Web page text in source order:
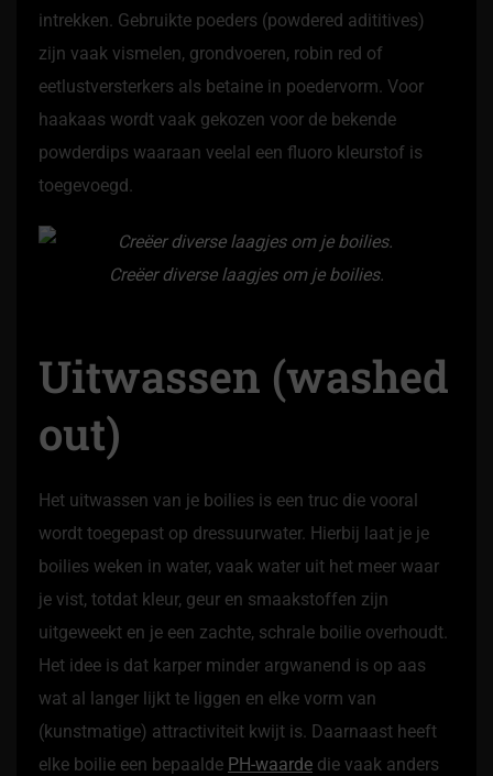
intrekken. Gebruikte poeders (powdered adititives)
zijn vaak vismelen, grondvoeren, robin red of
eetlustversterkers als betaine in poedervorm. Voor
haakaas wordt vaak gekozen voor de bekende
powderdips waaraan veelal een fluoro kleurstof is
toegevoegd.
Creëer diverse laagjes om je boilies.
Uitwassen (washed
out)
Het uitwassen van je boilies is een truc die vooral
wordt toegepast op dressuurwater. Hierbij laat je je
boilies weken in water, vaak water uit het meer waar
je vist, totdat kleur, geur en smaakstoffen zijn
uitgeweekt en je een zachte, schrale boilie overhoudt.
Het idee is dat karper minder argwanend is op aas
wat al langer lijkt te liggen en elke vorm van
(kunstmatige) attractiviteit kwijt is. Daarnaast heeft
elke boilie een bepaalde PH-waarde die vaak anders